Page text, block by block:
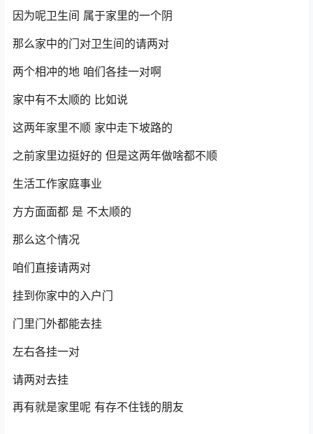
因为呢卫生间 属于家里的一个阴
那么家中的门对卫生间的请两对
两个相冲的地 咱们各挂一对啊
家中有不太顺的 比如说
这两年家里不顺 家中走下坡路的
之前家里边挺好的 但是这两年做啥都不顺
生活工作家庭事业
方方面面都 是 不太顺的
那么这个情况
咱们直接请两对
挂到你家中的入户门
门里门外都能去挂
左右各挂一对
请两对去挂
再有就是家里呢 有存不住钱的朋友